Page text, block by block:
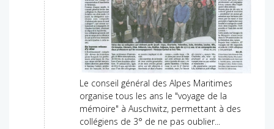
Le conseil général des Alpes Maritimes
organise tous les ans le "voyage de la
mémoire" à Auschwitz, permettant à des
collégiens de 3° de ne pas oublier...